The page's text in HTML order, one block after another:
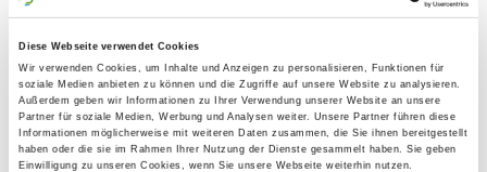
Diese Webseite verwendet Cookies
Wir verwenden Cookies, um Inhalte und Anzeigen zu personalisieren, Funktionen für
soziale Medien anbieten zu können und die Zugriffe auf unsere Website zu analysieren.
Außerdem geben wir Informationen zu Ihrer Verwendung unserer Website an unsere
Partner für soziale Medien, Werbung und Analysen weiter. Unsere Partner führen diese
Informationen möglicherweise mit weiteren Daten zusammen, die Sie ihnen bereitgestellt
haben oder die sie im Rahmen Ihrer Nutzung der Dienste gesammelt haben. Sie geben
Einwilligung zu unseren Cookies, wenn Sie unsere Webseite weiterhin nutzen.
Contact:
Sabine Schickling
Kirchstr. 45
63150 Heusenstamm
Training ground:
Schloßstr. 57